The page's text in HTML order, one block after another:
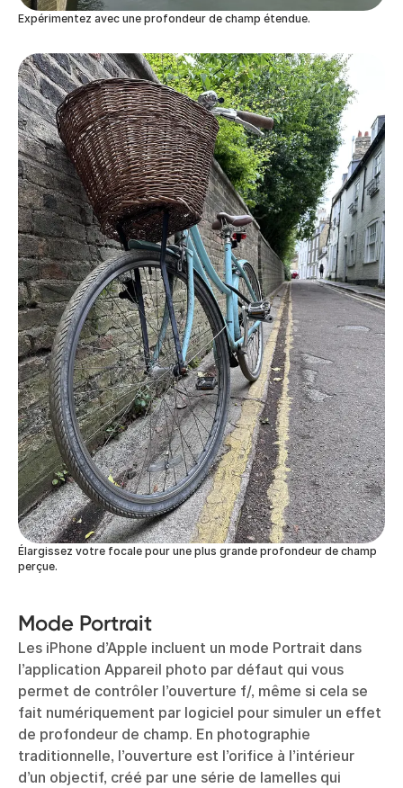
Expérimentez avec une profondeur de champ étendue.
Élargissez votre focale pour une plus grande profondeur de champ
perçue.
Mode Portrait
Les iPhone d’Apple incluent un mode Portrait dans
l’application Appareil photo par défaut qui vous
permet de contrôler l’ouverture f/, même si cela se
fait numériquement par logiciel pour simuler un effet
de profondeur de champ. En photographie
traditionnelle, l’ouverture est l’orifice à l’intérieur
d’un objectif, créé par une série de lamelles qui